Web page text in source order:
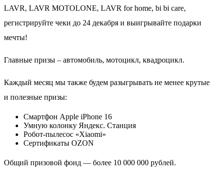
LAVR, LAVR MOTOLONE, LAVR for home, bi bi care,
регистрируйте чеки до 24 декабря и выигрывайте подарки
мечты!
Главные призы – автомобиль, мотоцикл, квадроцикл.
Каждый месяц мы также будем разыгрывать не менее крутые
и полезные призы:
Смартфон Apple iPhone 16
Умную колонку Яндекс. Станция
Робот-пылесос «Xiaomi»
Сертификаты OZON
Общий призовой фонд — более 10 000 000 рублей.